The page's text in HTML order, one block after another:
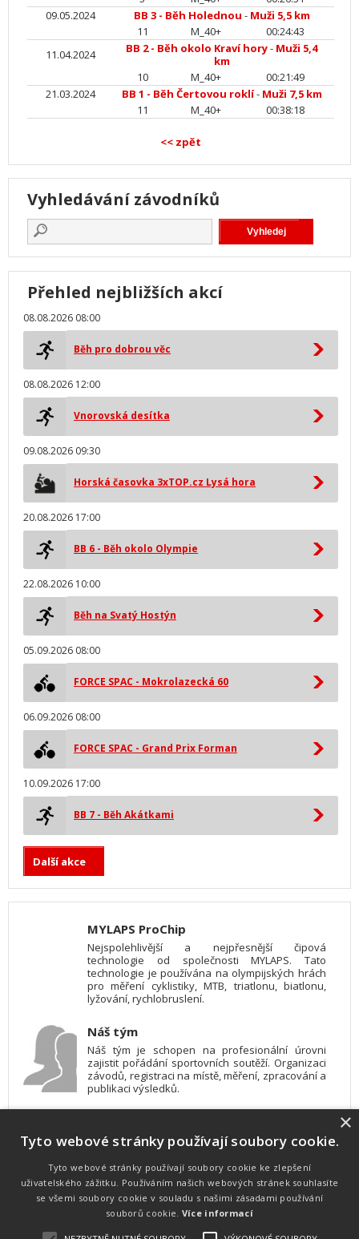
09.05.2024
BB 3 - Běh Holednou - Muži 5,5 km
11
M_40+
00:24:43
11.04.2024
BB 2 - Běh okolo Kraví hory- Muži 5,4
km
10
M_40+
00:21:49
21.03.2024
BB 1 - Běh Čertovou roklí- Muži 7,5 km
11
M_40+ 00:38:18
<< zpět
Vyhledávání závodníků
Přehled nejbližších akcí
08.08.2026 08:00
Běh pro dobrou věc
08.08.2026 12:00
Vnorovská desítka
09.08.2026 09:30
Horská časovka 3xTOP.cz Lysá hora
20.08.2026 17:00
BB 6 - Běh okolo Olympie
22.08.2026 10:00
Běh na Svatý Hostýn
05.09.2026 08:00
FORCE SPAC - Mokrolazecká 60
06.09.2026 08:00
FORCE SPAC - Grand Prix Forman
10.09.2026 17:00
BB 7 - Běh Akátkami
Další akce
MYLAPS ProChip
Nejspolehlivější a nejpřesnější čipová
technologie od společnosti MYLAPS. Tato
technologie je používána na olympijských hrách
pro měření cyklistiky, MTB, triatlonu, biatlonu,
lyžování, rychlobruslení.
Náš tým
Náš tým je schopen na profesionální úrovni
zajistit pořádání sportovních soutěží. Organizaci
závodů, registraci na místě, měření, zpracování a
publikaci výsledků.
Pro měření, zpracování a publikaci výsledků
používáme software vyvinutý na zakázku. Lze
online publikovat výsledky komentátorovi na
obrazovky a s nepatrným zpožděním na
webových stránkách.
×
Tyto webové stránky používají soubory cookie.
Tyto webové stránky používají soubory cookie ke zlepšení
uživatelského zážitku. Používáním našich webových stránek souhlasíte
se všemi soubory cookie v souladu s našimi zásadami používání
souborů cookie. Více informací